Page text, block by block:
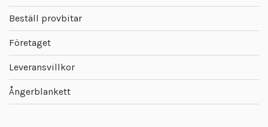
Beställ provbitar
Företaget
Leveransvillkor
Ångerblankett